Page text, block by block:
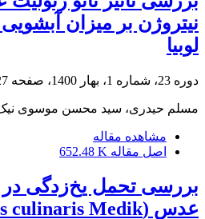
نیتروژن بر میزان
لوبیا
دوره 23، شماره 1، بهار 1400، صفحه 41
مسلم حیدری، سید محسن موسوی
مشاهده مقاله
اصل مقاله 652.48 K
بررسی تحمل یخ‌زدگی در